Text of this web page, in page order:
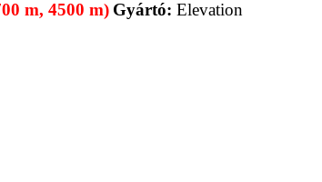
m, 4500 m) Gyártó: Elevation